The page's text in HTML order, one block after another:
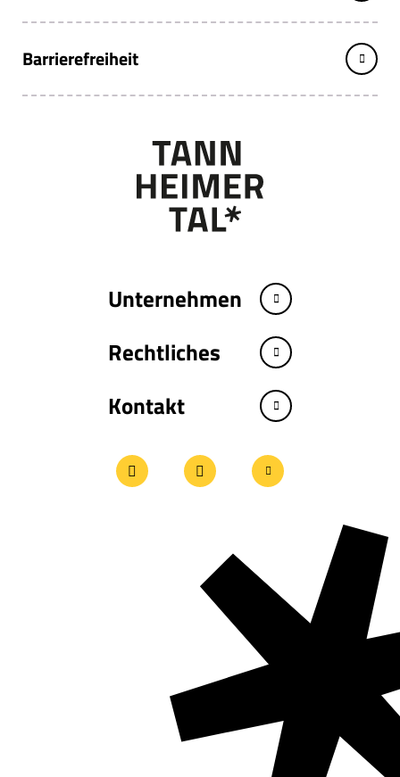
Barrierefreiheit
Unternehmen
Rechtliches
Kontakt